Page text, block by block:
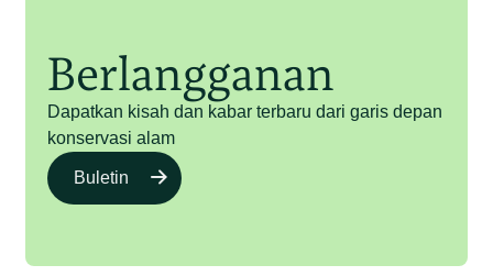
Berlangganan
Dapatkan kisah dan kabar terbaru dari garis depan
konservasi alam
Buletin